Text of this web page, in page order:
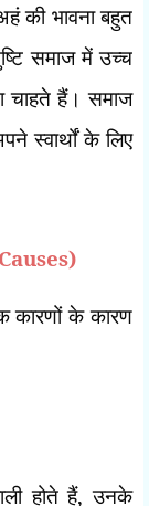
की भावना बहुत
समाज में उच्च
चाहते हैं। समाज
स्वार्थों केलिए
कारणों के कारण
होते हैं,उनके